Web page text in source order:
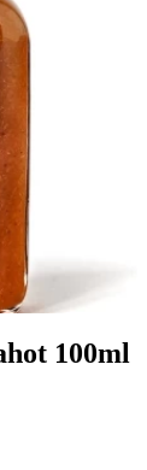
100ml